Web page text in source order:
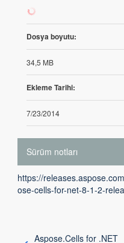
813
Dosya boyutu:
34,5 MB
Ekleme Tarihi:
7/23/2014
Sürüm notları
https://
ose-cells-for-net-8-1-2-
Aspose.Cells for .NET